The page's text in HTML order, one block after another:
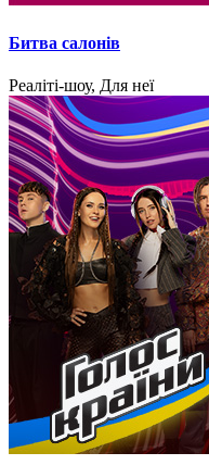
Битва салонів
Реаліті-шоу, Для неї